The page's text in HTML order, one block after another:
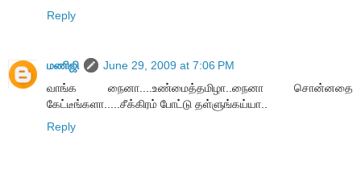
Reply
மணிஜி
June 29, 2009 at 7:06 PM
வாங்க நைனா....உண்மைத்தமிழா..நைனா சொன்னதை
கேட்டீங்களா.....சீக்கிரம் போட்டு தள்ளுங்கய்யா..
Reply